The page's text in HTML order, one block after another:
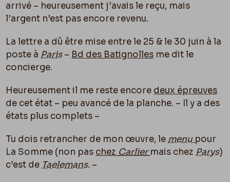
arrivé – heureusement j’avais le reçu, mais
l’argent n’est pas encore revenu.
La lettre a dû être mise entre le 25 & le 30 juin à la
poste à Paris– Bd des Batignolles me dit le
concierge.
Heureusement il me reste encore deux épreuves
de cet état – peu avancé de la planche. – Il y a des
états plus complets –
Tu dois retrancher de mon œuvre, le menu pour
La Somme (non pas chez Carliermais chez Parys)
c’est de Taelemans. –